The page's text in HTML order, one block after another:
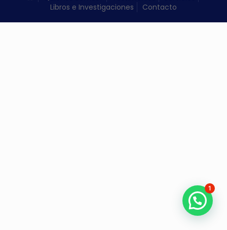
Libros e Investigaciones
Contacto
1